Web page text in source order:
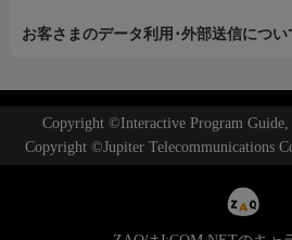
お客さまのデータ利用･外部送信につい
Copyright ©Interactive Program
Copyright ©Jupiter Telecommunications